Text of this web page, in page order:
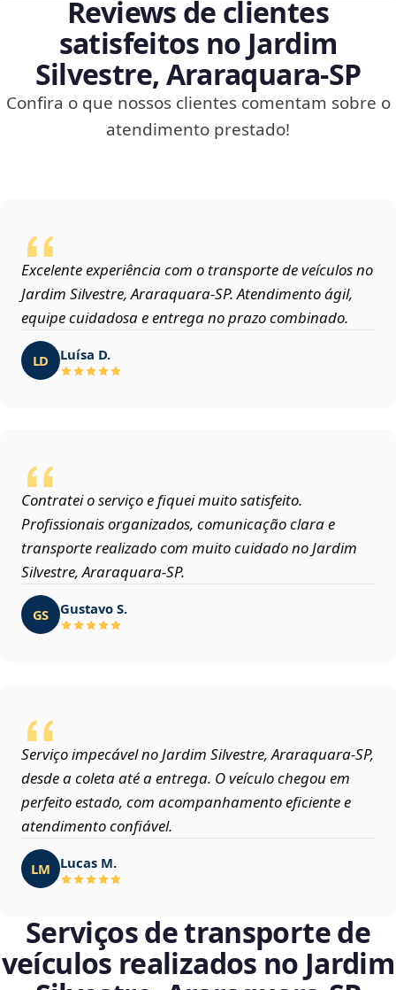
Reviews de clientes
satisfeitos no Jardim
Silvestre, Araraquara‑SP
Confira o que nossos clientes comentam sobre o
atendimento prestado!
Excelente experiência com o transporte de veículos no
Jardim Silvestre, Araraquara‑SP. Atendimento ágil,
equipe cuidadosa e entrega no prazo combinado.
LD Luísa D.
Contratei o serviço e fiquei muito satisfeito.
Profissionais organizados, comunicação clara e
transporte realizado com muito cuidado no Jardim
Silvestre, Araraquara‑SP.
GS Gustavo S.
Serviço impecável no Jardim Silvestre, Araraquara‑SP,
desde a coleta até a entrega. O veículo chegou em
perfeito estado, com acompanhamento eficiente e
atendimento confiável.
LM Lucas M.
Serviços de transporte de
veículos realizados no Jardim